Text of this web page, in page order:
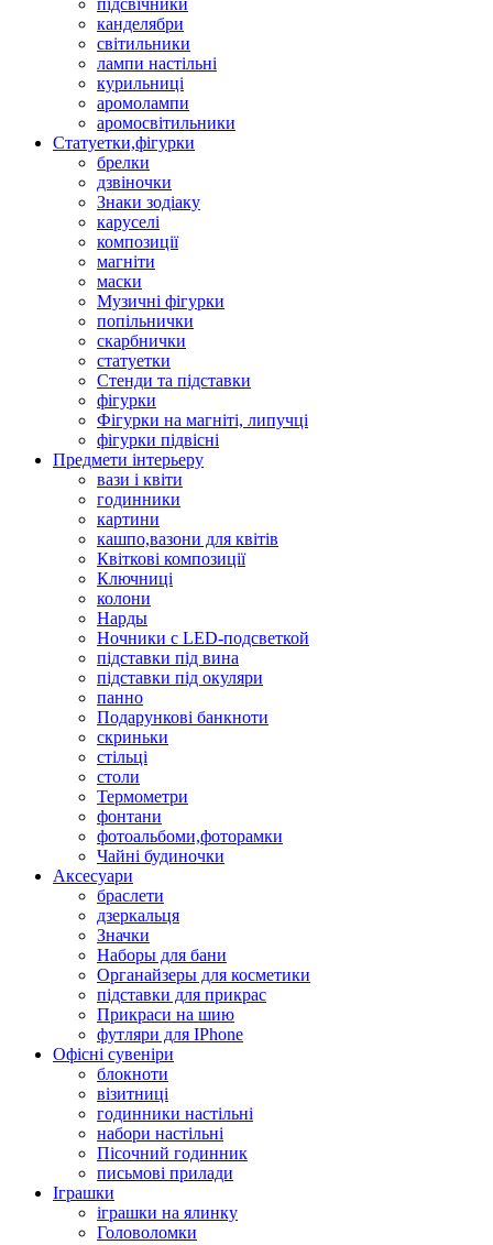
підсвічники
канделябри
світильники
лампи настільні
курильниці
аромолампи
аромосвітильники
Статуетки,фігурки
брелки
дзвіночки
Знаки зодіаку
каруселі
композиції
магніти
маски
Музичні фігурки
попільнички
скарбнички
статуетки
Стенди та підставки
фігурки
Фігурки на магніті, липучці
фігурки підвісні
Предмети інтерьеру
вази і квіти
годинники
картини
кашпо,вазони для квітів
Квіткові композиції
Ключниці
колони
Нарды
Ночники с LED-подсветкой
підставки під вина
підставки під окуляри
панно
Подарункові банкноти
скриньки
стільці
столи
Термометри
фонтани
фотоальбоми,фоторамки
Чайні будиночки
Аксесуари
браслети
дзеркальця
Значки
Наборы для бани
Органайзеры для косметики
підставки для прикрас
Прикраси на шию
футляри для IPhone
Офісні сувеніри
блокноти
візитниці
годинники настільні
набори настільні
Пісочний годинник
письмові прилади
Іграшки
іграшки на ялинку
Головоломки